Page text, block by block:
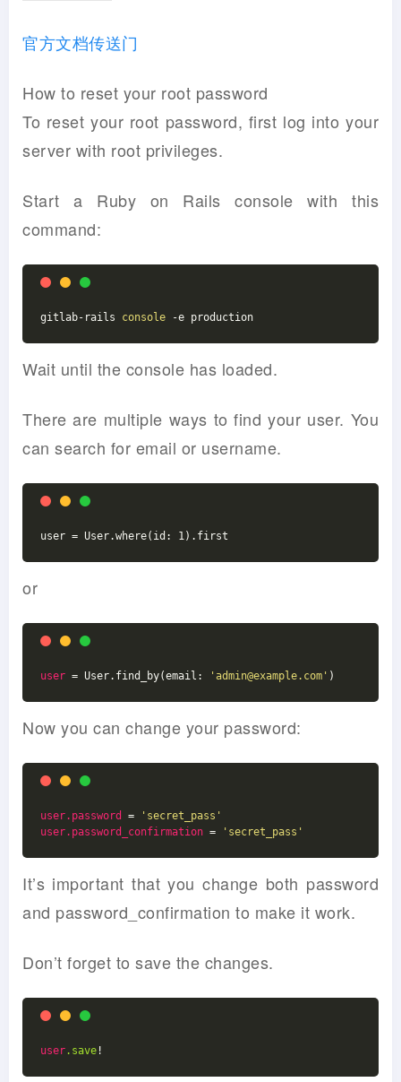
官方文档传送门
How to reset your root password
To reset your root password, first log into your
server with root privileges.
Start a Ruby on Rails console with this
command:
gitlab-rails console
Wait until the console has loaded.
There are multiple ways to find your user. You
can search for email or username.
or
user = User.find_by(email: 'admin@example.com'
Now you can change your password:
user.password =
'secret_pass'
user.password_confirmation = 'secret_pass'
It’s important that you change both password
and password_confirmation to make it work.
Don’t forget to save the changes.
user.save